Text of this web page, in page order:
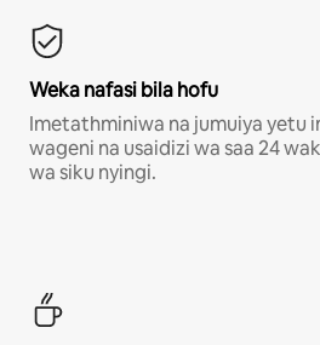
Weka nafasi bila hofu
Imetathminiwa na jumuiya yetu
wageni na usaidizi wa saa 24
wa siku nyingi.